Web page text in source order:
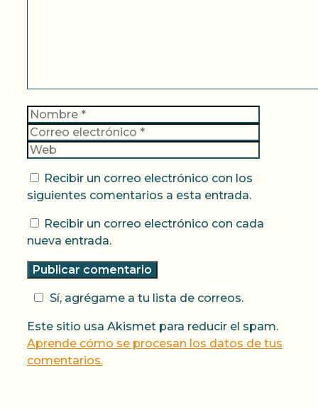
Nombre
Recibir un correo electrónico con los
siguientes comentarios a esta entrada.
Recibir un correo electrónico con cada
nueva entrada.
Sí, agrégame a tu lista de correos.
Este sitio usa Akismet para reducir el spam.
Aprende cómo se procesan los datos de tus
comentarios.